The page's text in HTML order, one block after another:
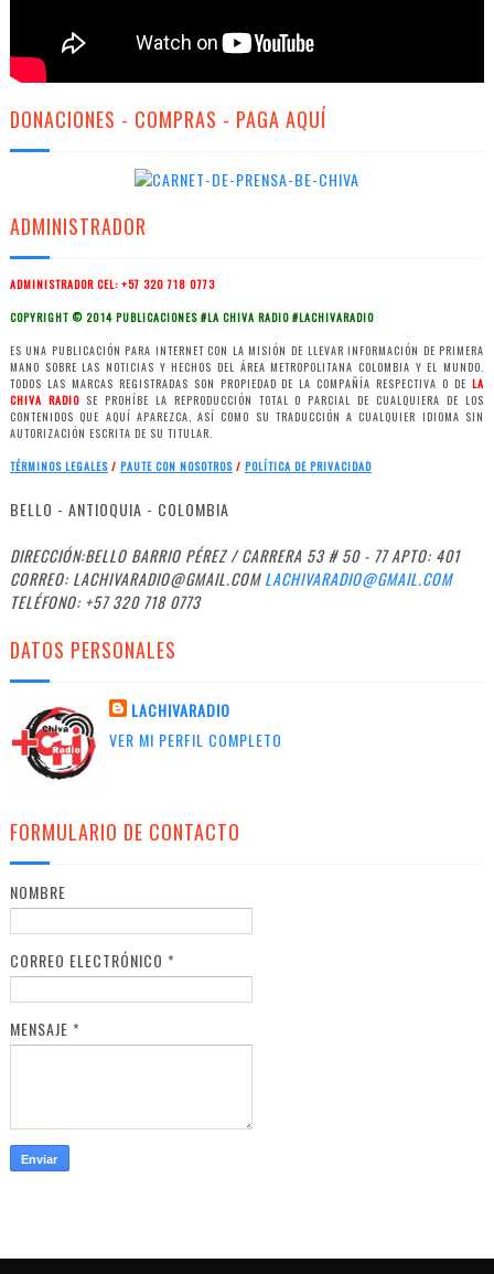
DONACIONES - COMPRAS - PAGA AQUÍ
ADMINISTRADOR
ADMINISTRADOR CEL: +57 320 718 0773
COPYRIGHT © 2014 PUBLICACIONES #LA CHIVA RADIO #LACHIVARADIO
ES UNA PUBLICACIÓN PARA INTERNET CON LA MISIÓN DE LLEVAR INFORMACIÓN DE PRIMERA
MANO SOBRE LAS NOTICIAS Y HECHOS DEL ÁREA METROPOLITANA COLOMBIA Y EL MUNDO.
TODOS LAS MARCAS REGISTRADAS SON PROPIEDAD DE LA COMPAÑÍA RESPECTIVA O DE LA
CHIVA RADIO SE PROHÍBE LA REPRODUCCIÓN TOTAL O PARCIAL DE CUALQUIERA DE LOS
CONTENIDOS QUE AQUÍ APAREZCA, ASÍ COMO SU TRADUCCIÓN A CUALQUIER IDIOMA SIN
AUTORIZACIÓN ESCRITA DE SU TITULAR.
TÉRMINOS LEGALES/ PAUTE CON NOSOTROS/ POLÍTICA DE PRIVACIDAD
BELLO - ANTIOQUIA - COLOMBIA
DIRECCIÓN:BELLO BARRIO PÉREZ / CARRERA 53 # 50 - 77 APTO: 401
CORREO: LACHIVARADIO@GMAIL.COMLACHIVARADIO@GMAIL.COM
TELÉFONO: +57 320 718 0773
DATOS PERSONALES
LACHIVARADIO
VER MI PERFIL COMPLETO
FORMULARIO DE CONTACTO
NOMBRE
CORREO ELECTRÓNICO *
MENSAJE *